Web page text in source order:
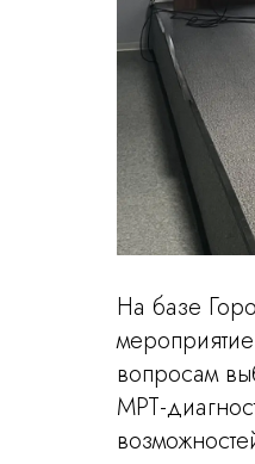
На базе
вопросам
МРТ-